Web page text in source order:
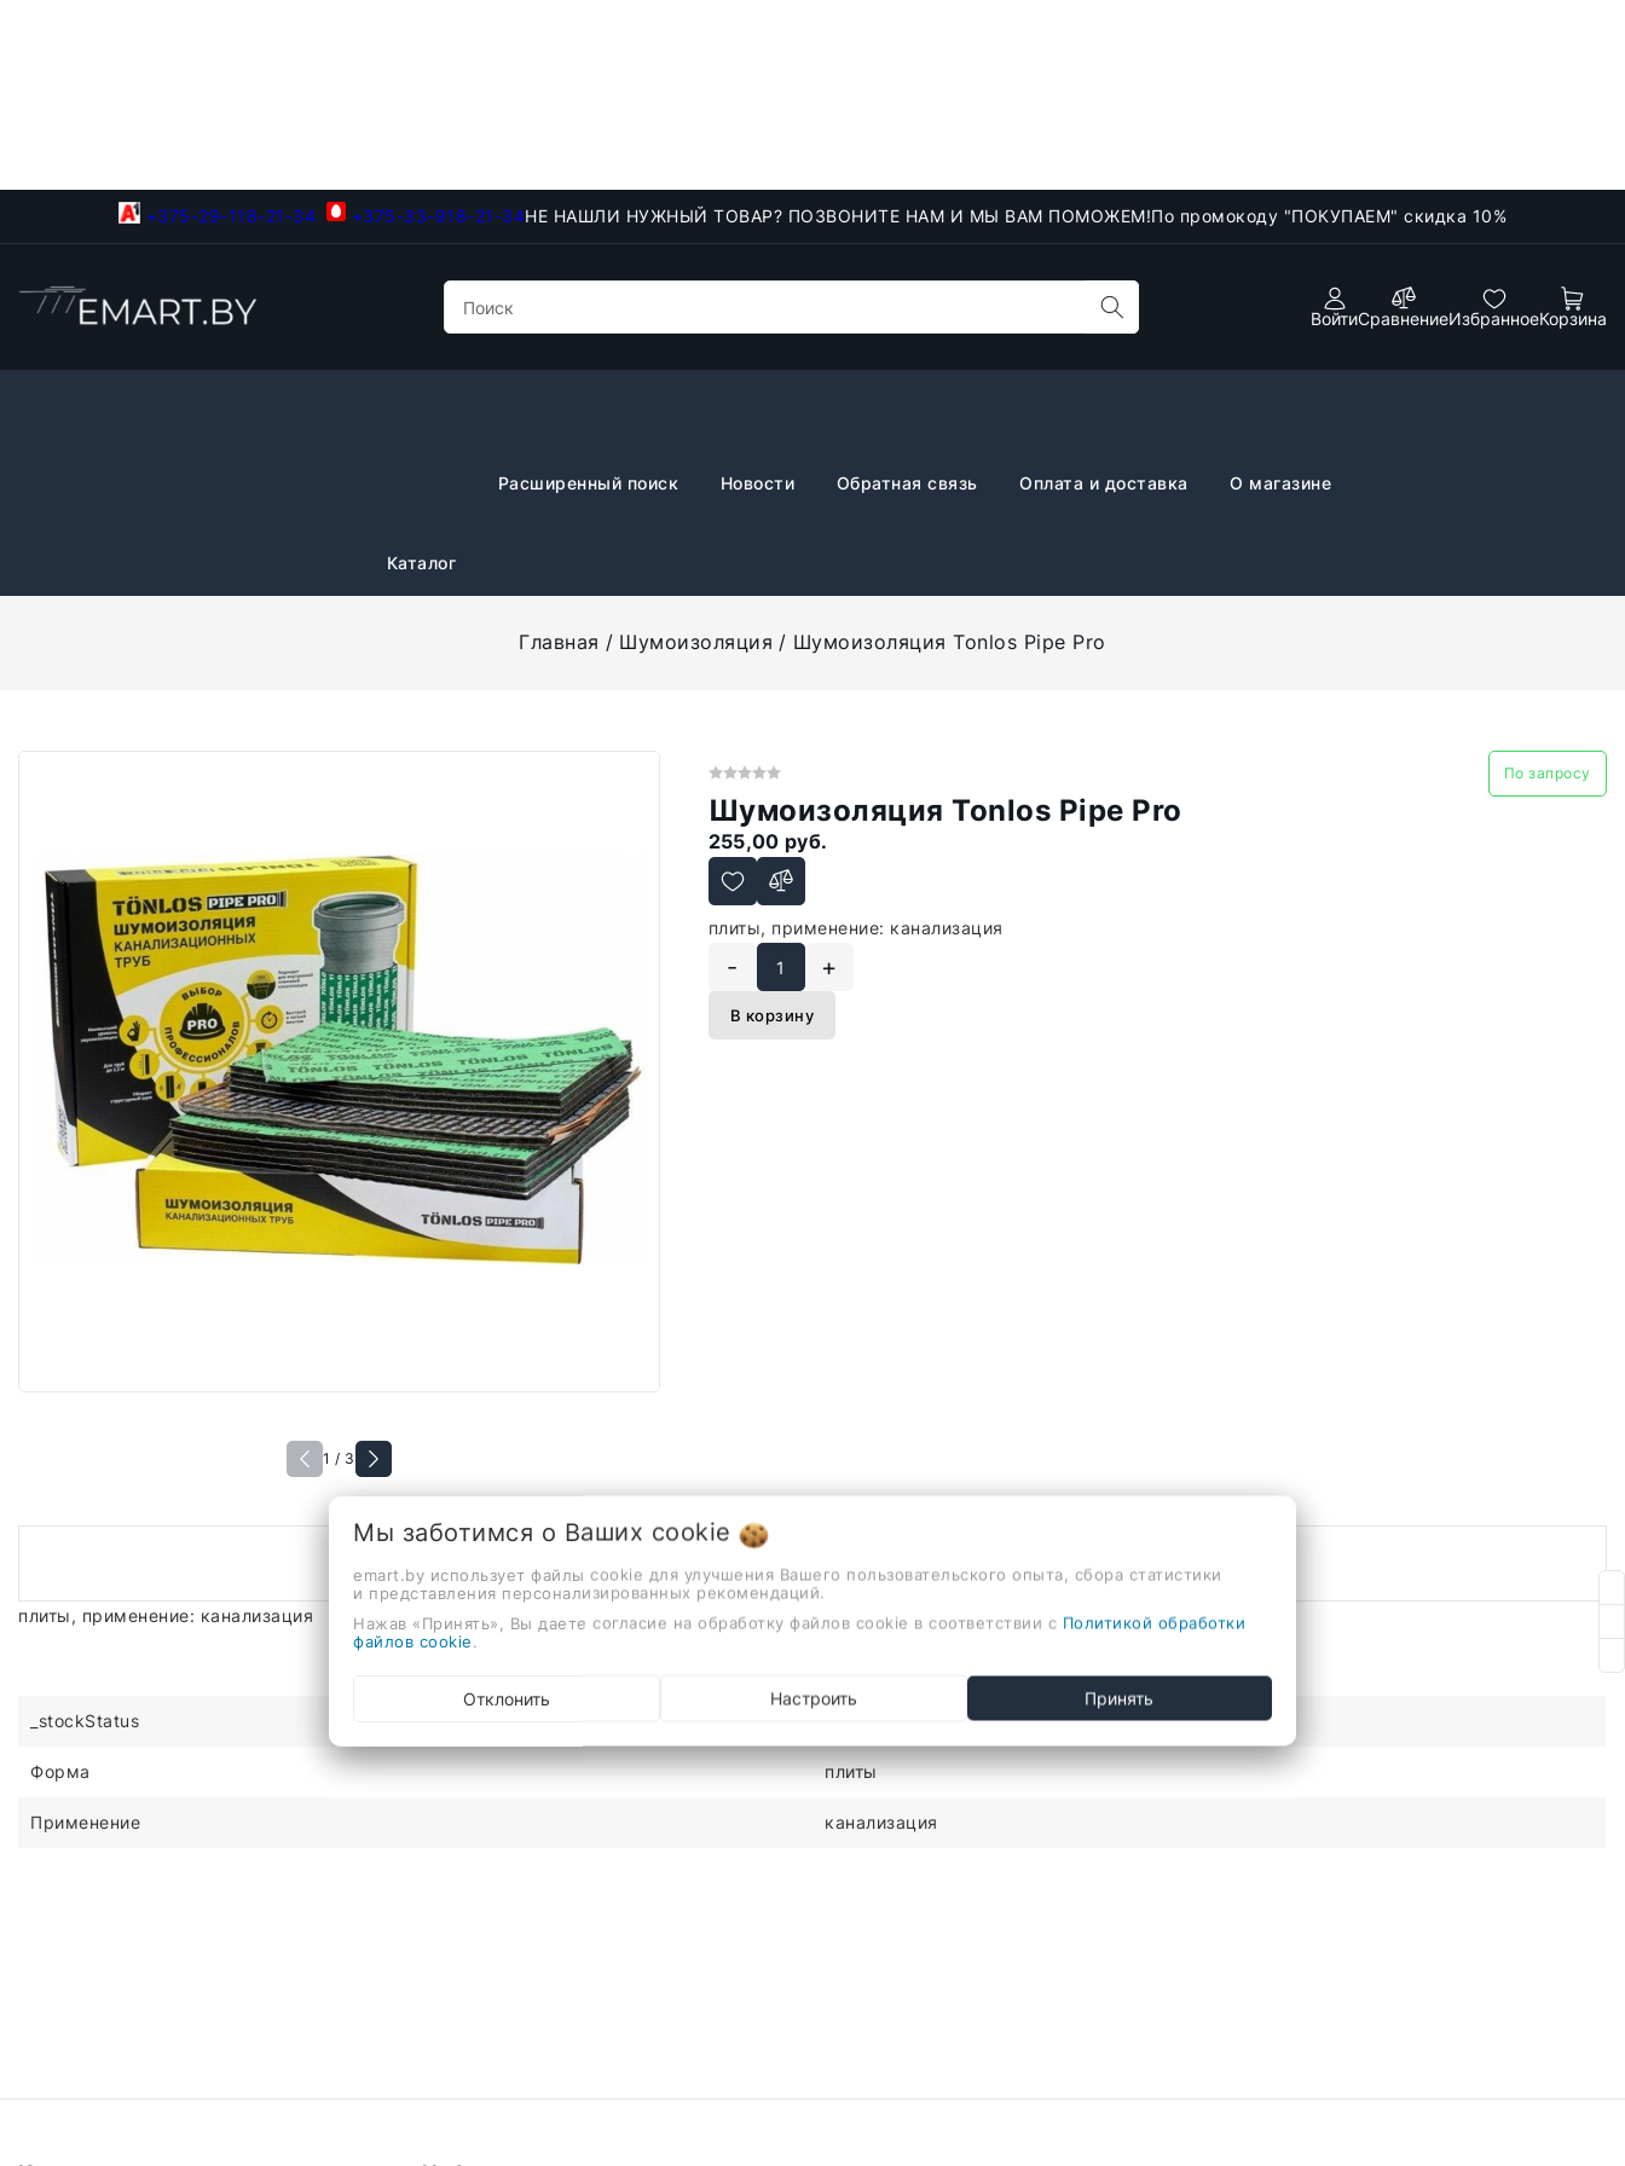
+375-29-118-21-34 +375-33-918-21-34НЕ НАШЛИ НУЖНЫЙ ТОВАР? ПОЗВОНИТЕ НАМ И МЫ ВАМ ПОМОЖЕМ!По промокоду "ПОКУПАЕМ" скидка 10%
ВойтиСравнениеИзбранноеКорзина
Каталог
Расширенный поиск Новости Обратная связь Оплата и доставка О магазине
Главная Шумоизоляция Шумоизоляция Tonlos Pipe Pro
1 / 3
По запросу
Шумоизоляция Tonlos Pipe Pro
255,00 руб.
плиты, применение: канализация
- +
В корзину
Описание
плиты, применение: канализация
_stockStatus
Форма плиты
Применение канализация
Мы заботимся о Ваших cookie
emart.by использует файлы cookie для улучшения Вашего пользовательского опыта, сбора статистики
и представления персонализированных рекомендаций.
Нажав «Принять», Вы даете согласие на обработку файлов cookie в соответствии с Политикой обработки
файлов cookie.
Отклонить Настроить Принять